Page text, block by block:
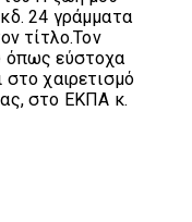
24 γράμματα
τίτλο.Τον
όπως εύστοχα
στο χαιρετισμό
στο ΕΚΠΑ κ.